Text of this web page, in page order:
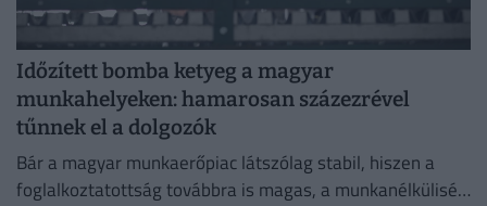
Időzített bomba ketyeg a magyar
munkahelyeken: hamarosan százezrével
tűnnek el a dolgozók
Bár a magyar munkaerőpiac látszólag stabil, hiszen a
foglalkoztatottság továbbra is magas, a munkanélküliség